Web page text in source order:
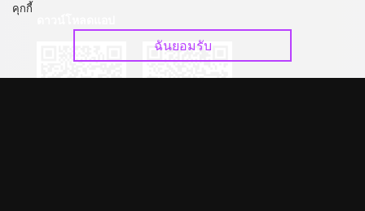
คุกกี้
ฉันยอมรับ